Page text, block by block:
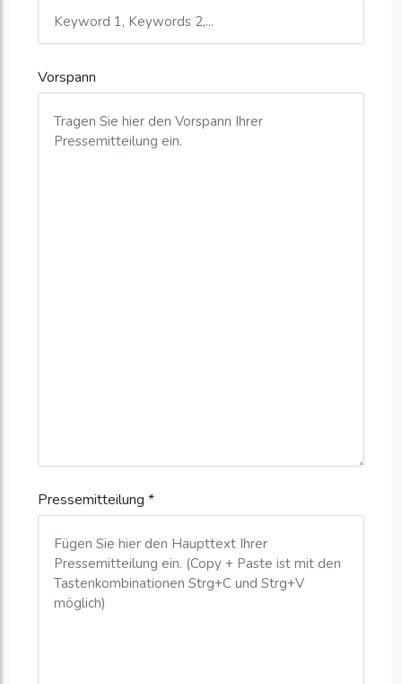
Vorspann
Pressemitteilung *